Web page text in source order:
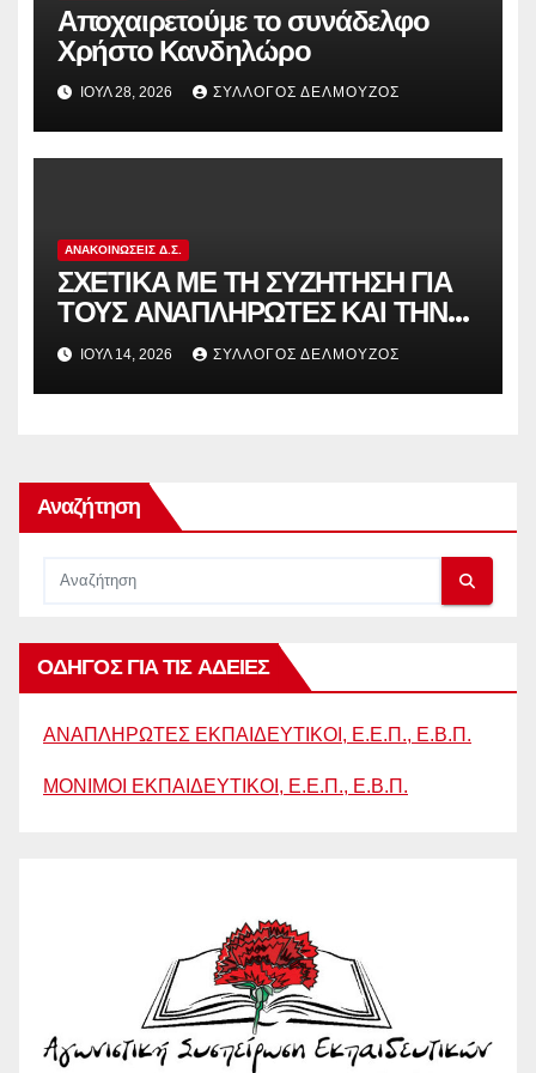
Αποχαιρετούμε το συνάδελφο
Χρήστο Κανδηλώρο
ΙΟΎΛ 28, 2026 ΣΎΛΛΟΓΟΣ ΔΕΛΜΟΎΖΟΣ
ΑΝΑΚΟΙΝΏΣΕΙΣ Δ.Σ.
ΣΧΕΤΙΚΑ ΜΕ ΤΗ ΣΥΖΗΤΗΣΗ ΓΙΑ
ΤΟΥΣ ΑΝΑΠΛΗΡΩΤΕΣ ΚΑΙ ΤΗΝ
ΠΑΡΑΠΟΜΠΗ ΤΗΣ ΕΛΛΑΔΑΣ
ΣΤΟ ΕΥΡΩΠΑΪΚΟ ΔΙΚΑΣΤΗΡΙΟ
ΙΟΎΛ 14, 2026 ΣΎΛΛΟΓΟΣ ΔΕΛΜΟΎΖΟΣ
Αναζήτηση
ΟΔΗΓΟΣ ΓΙΑ ΤΙΣ ΑΔΕΙΕΣ
ΑΝΑΠΛΗΡΩΤΕΣ ΕΚΠΑΙΔΕΥΤΙΚΟΙ, Ε.Ε.Π., Ε.Β.Π.
ΜΟΝΙΜΟΙ ΕΚΠΑΙΔΕΥΤΙΚΟΙ, Ε.Ε.Π., Ε.Β.Π.